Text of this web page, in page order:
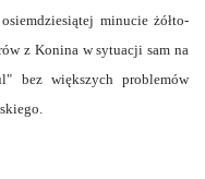
minucie żółto-
z Konina w sytuacji sam na
bez większych problemów